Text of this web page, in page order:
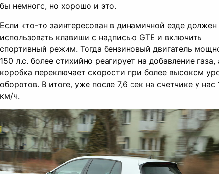
бы немного, но хорошо и это.
Если кто-то заинтересован в динамичной езде должен
использовать клавиши с надписью GTE и включить
спортивный режим. Тогда бензиновый двигатель
150 л.с. более стихийно реагирует на добавление газа,
коробка переключает скорости при более высоком
оборотов. В итоге, уже после 7,6 сек на счетчике у нас
км/ч.